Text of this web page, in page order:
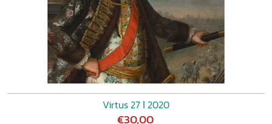
Virtus 27 ǀ 2020
€30,00